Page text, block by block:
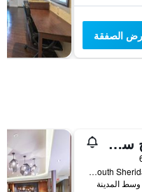
الصفقة
وودسبرنج سويتس تولسا
3415 South Sheridan Road, تولسا, OK, الولايات المتحدة الأميريكية